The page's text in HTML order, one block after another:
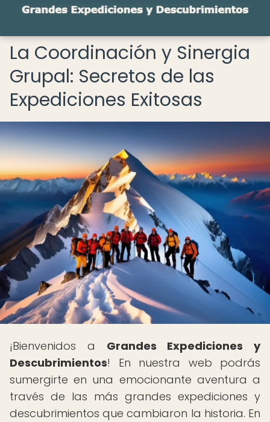
La Coordinación y Sinergia
Grupal: Secretos de las
Expediciones Exitosas
¡Bienvenidos a Grandes Expediciones y
Descubrimientos! En nuestra web podrás
sumergirte en una emocionante aventura a
través de las más grandes expediciones y
descubrimientos que cambiaron la historia. En